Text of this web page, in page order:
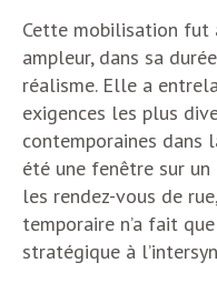
Cette mobilisation fut
ampleur, dans sa
réalisme. Elle a
exigences les plus
contemporaines dans
été une fenêtre sur un
les rendez-vous de
temporaire n’a fait
stratégique à